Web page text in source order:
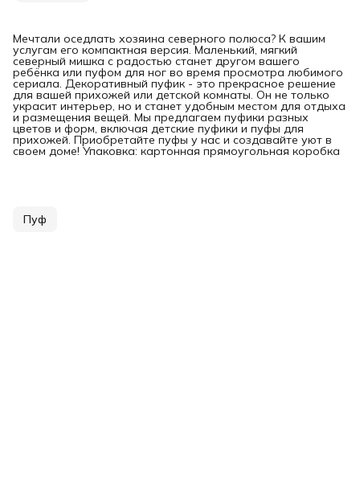
Мечтали оседлать хозяина северного полюса? К вашим
услугам его компактная версия. Маленький, мягкий
северный мишка с радостью станет другом вашего
ребёнка или пуфом для ног во время просмотра любимого
сериала. Декоративный пуфик - это прекрасное решение
для вашей прихожей или детской комнаты. Он не только
украсит интерьер, но и станет удобным местом для отдыха
и размещения вещей. Мы предлагаем пуфики разных
цветов и форм, включая детские пуфики и пуфы для
прихожей. Приобретайте пуфы у нас и создавайте уют в
своем доме! Упаковка: картонная прямоугольная коробка
Пуф